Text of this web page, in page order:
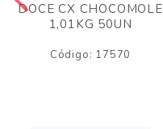
DOCE CX CHOCOMOLE
1,01KG 50UN
Código: 17570